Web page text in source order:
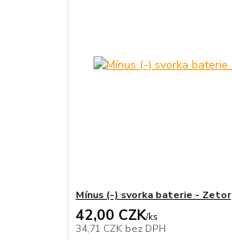
Mínus (-) svorka baterie - Zetor
42,00 CZK/ks
34,71 CZK bez DPH